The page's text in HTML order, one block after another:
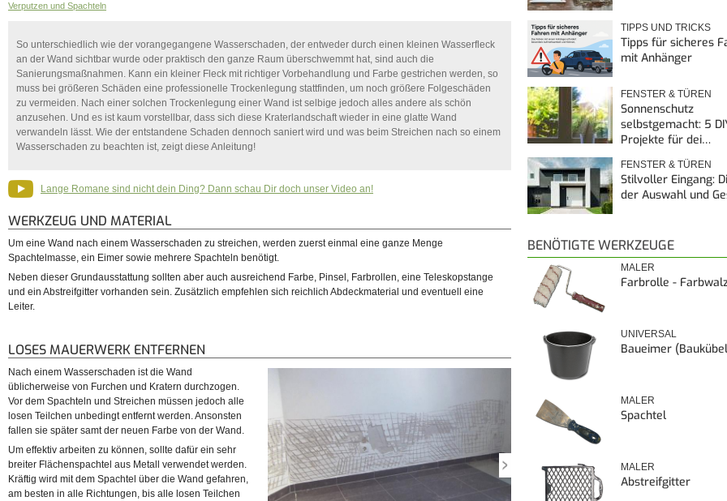
Verputzen und Spachteln
So unterschiedlich wie der vorangegangene Wasserschaden, der entweder durch einen kleinen Wasserfleck
an der Wand sichtbar wurde oder praktisch den ganze Raum überschwemmt hat, sind auch die
Sanierungsmaßnahmen. Kann ein kleiner Fleck mit richtiger Vorbehandlung und Farbe gestrichen werden, so
muss bei größeren Schäden eine professionelle Trockenlegung stattfinden, um noch größere Folgeschäden
zu vermeiden. Nach einer solchen Trockenlegung einer Wand ist selbige jedoch alles andere als schön
anzusehen. Und es ist kaum vorstellbar, dass sich diese Kraterlandschaft wieder in eine glatte Wand
verwandeln lässt. Wie der entstandene Schaden dennoch saniert wird und was beim Streichen nach so einem
Wasserschaden zu beachten ist, zeigt diese Anleitung!
Lange Romane sind nicht dein Ding? Dann schau Dir doch unser Video an!
WERKZEUG UND MATERIAL
Um eine Wand nach einem Wasserschaden zu streichen, werden zuerst einmal eine ganze Menge
Spachtelmasse, ein Eimer sowie mehrere Spachteln benötigt.
Neben dieser Grundausstattung sollten aber auch ausreichend Farbe, Pinsel, Farbrollen, eine Teleskopstange
und ein Abstreifgitter vorhanden sein. Zusätzlich empfehlen sich reichlich Abdeckmaterial und eventuell eine
Leiter.
LOSES MAUERWERK ENTFERNEN
Nach einem Wasserschaden ist die Wand
üblicherweise von Furchen und Kratern durchzogen.
Vor dem Spachteln und Streichen müssen jedoch alle
losen Teilchen unbedingt entfernt werden. Ansonsten
fallen sie später samt der neuen Farbe von der Wand.
Um effektiv arbeiten zu können, sollte dafür ein sehr
breiter Flächenspachtel aus Metall verwendet werden.
Kräftig wird mit dem Spachtel über die Wand gefahren,
am besten in alle Richtungen, bis alle losen Teilchen
TIPPS UND TRICKS
Tipps für sicheres
mit Anhänger
FENSTER & TÜREN
Sonnenschutz
selbstgemacht: 5
Projekte für dei…
FENSTER & TÜREN
Stilvoller Eingang:
der Auswahl und
BENÖTIGTE WERKZEUGE
MALER
Farbrolle -
UNIVERSAL
Baueimer
MALER
Spachtel
MALER
Abstreifgitter